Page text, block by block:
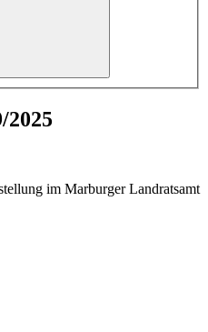
2025
im Marburger Landratsamt